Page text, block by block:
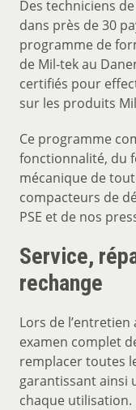
Des techniciens
dans près de 30
programme de
de Mil-tek au
certifiés pour
sur les produits
Ce programme
fonctionnalité, du
mécanique de
compacteurs de
PSE et de nos
Service,
rechange
Lors de
examen complet
remplacer toutes
garantissant ainsi
chaque utilisation.